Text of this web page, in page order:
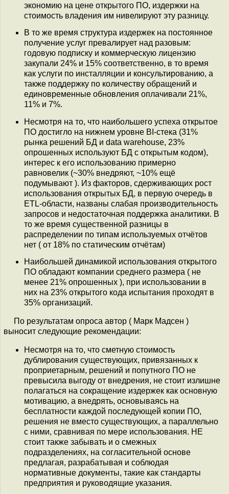
экономию на цене открытого ПО, издержки на
стоимость владения им нивелируют эту разницу.
В то же время структура издержек на постоянное
получение услуг превалирует над разовым:
годовую подписку и коммерческую лицензию
закупали 24% и 15% соответственно, в то время
как услуги по инсталляции и консультированию, а
также поддержку по количеству обращений и
единовременные обновления оплачивали 21%,
11% и 7%.
Несмотря на то, что наибольшего успеха открытое
ПО достигло на нижнем уровне BI-стека (31%
рынка решений БД и data warehouse, 23%
опрошенных используют БД с открытым кодом),
интерес к его использованию примерно
равновелик (~30% внедряют, ~10% ещё
подумывают ). Из факторов, сдерживающих рост
использования открытых БД, в первую очередь в
ETL-области, названы слабая производительность
запросов и недостаточная поддержка аналитики. В
то же время существенной разницы в
распределении по типам используемых отчётов
нет ( от 18% по статическим отчётам)
Наибольшей динамикой использования открытого
ПО обладают компании среднего размера ( не
менее 21% опрошенных ), при использовании в
них на 23% открытого кода испытания проходят в
35% организаций.
По результатам опроса автор ( Марк Мадсен )
выносит следующие рекомендации:
Несмотря на то, что сметную стоимость
дублирования существующих, привязанных к
проприетарным, решений и попутного ПО не
превысила выгоду от внедрения, не стоит излишне
полагаться на сокращение издержек как основную
мотивацию, а внедрять, основываясь на
бесплатности каждой последующей копии ПО,
решения не вместо существующих, а параллельно
с ними, сравнивая по мере использования. НЕ
стоит также забывать и о смежных
подразделениях, на согласительной основе
предлагая, разрабатывая и соблюдая
нормативные документы, такие как стандарты
предприятия и руководящие указания.